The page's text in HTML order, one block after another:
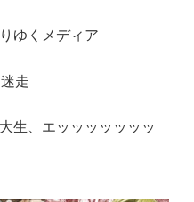
ゆくメディア
走
生、エッッッッッッッ